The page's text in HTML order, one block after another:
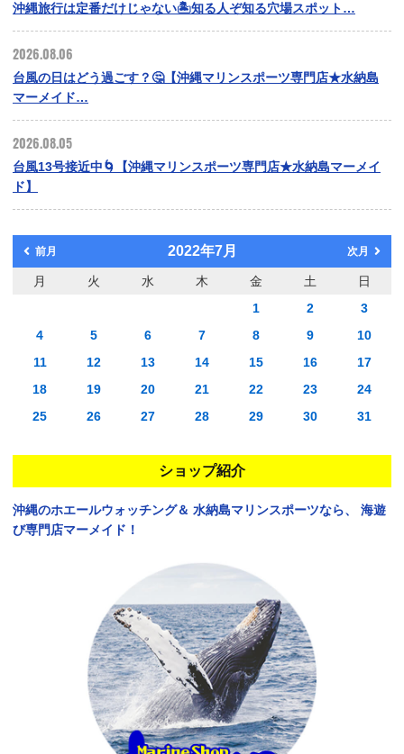
沖縄旅行は定番だけじゃない🏝️知る人ぞ知る穴場スポット…
2026.08.06
台風の日はどう過ごす？🤔【沖縄マリンスポーツ専門店★水納島
マーメイド…
2026.08.05
台風13号接近中🌀【沖縄マリンスポーツ専門店★水納島マーメイ
ド】
前月 2022年7月 次月
月 火 水 木 金 土
日
1
2
3
4
5 6 7 8 9
10
11
12 13 14 15 16
17
18
19 20 21 22 23
24
25
26 27 28 29 30 31
ショップ紹介
沖縄のホエールウォッチング＆ 水納島マリンスポーツなら、
海遊
び専門店マーメイド！